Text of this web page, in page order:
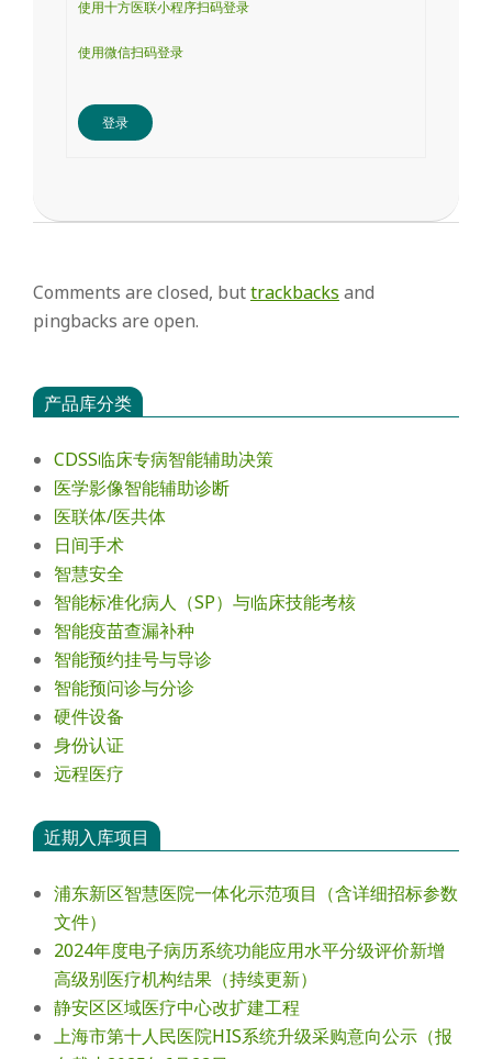
使用十方医联小程序扫码登录
使用微信扫码登录
登录
Comments are closed, buttrackbacks and
pingbacks are open.
产品库分类
CDSS临床专病智能辅助决策
医学影像智能辅助诊断
医联体/医共体
日间手术
智慧安全
智能标准化病人（SP）与临床技能考核
智能疫苗查漏补种
智能预约挂号与导诊
智能预问诊与分诊
硬件设备
身份认证
远程医疗
近期入库项目
浦东新区智慧医院一体化示范项目（含详细招标参数
文件）
2024年度电⼦病历系统功能应⽤⽔平分级评价新增
⾼级别医疗机构结果（持续更新）
静安区区域医疗中心改扩建工程
上海市第十人民医院HIS系统升级采购意向公示（报